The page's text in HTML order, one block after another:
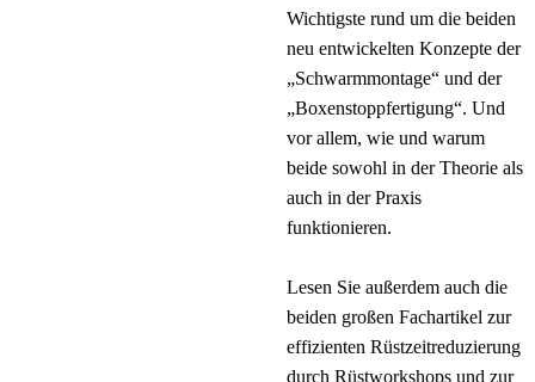
Wichtigste rund um die beiden
neu entwickelten Konzepte der
„Schwarmmontage“ und der
„Boxenstoppfertigung“. Und
vor allem, wie und warum
beide sowohl in der Theorie als
auch in der Praxis
funktionieren.
Lesen Sie außerdem auch die
beiden großen Fachartikel zur
effizienten Rüstzeitreduzierung
durch Rüstworkshops und zur